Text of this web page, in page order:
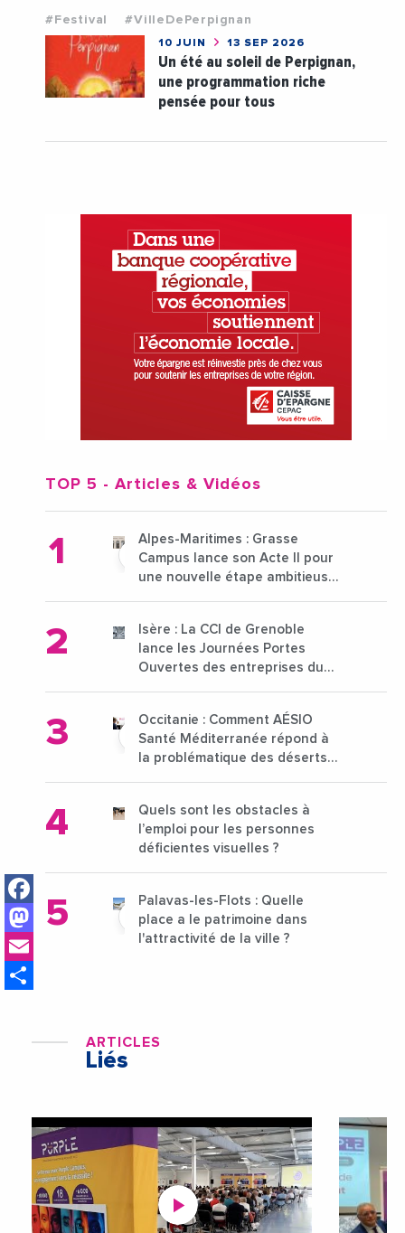
Facebook
Mastodon
#Festival #VilleDePerpignan
10 JUIN 13 SEP 2026
Un été au soleil de Perpignan,
une programmation riche
pensée pour tous
TOP 5 - Articles & Vidéos
Alpes-Maritimes : Grasse
Campus lance son Acte II pour
une nouvelle étape ambitieuse
Isère : La CCI de Grenoble
lance les Journées Portes
Ouvertes des entreprises du
Occitanie : Comment AÉSIO
Santé Méditerranée répond à
la problématique des déserts
Quels sont les obstacles à
l’emploi pour les personnes
déficientes visuelles ?
Palavas-les-Flots : Quelle
place a le patrimoine dans
l'attractivité de la ville ?
ARTICLES
Liés